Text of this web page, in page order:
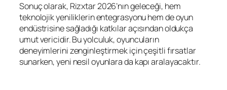
Sonuç olarak, Rizxtar 2026’nın geleceği, hem
teknolojik yeniliklerin entegrasyonu hem de oyun
endüstrisine sağladığı katkılar açısından oldukça
umut vericidir. Bu yolculuk, oyuncuların
deneyimlerini zenginleştirmek için çeşitli fırsatlar
sunarken, yeni nesil oyunlara da kapı aralayacaktır.